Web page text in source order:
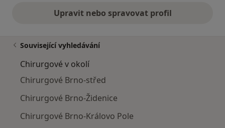
Upravit nebo spravovat profil
Související vyhledávání
Chirurgové v okolí
Chirurgové Brno-střed
Chirurgové Brno-Židenice
Chirurgové Brno-Královo Pole